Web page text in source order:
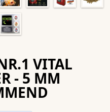
VITAL
- 5 MM